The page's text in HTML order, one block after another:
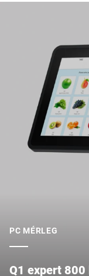
PC MÉRLEG
Q1 expert